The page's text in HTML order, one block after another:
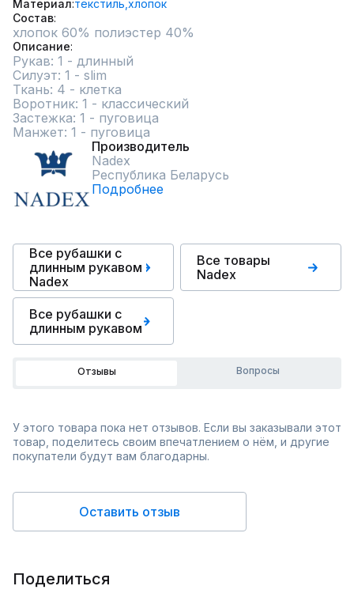
Материал текстиль, хлопок
Состав
хлопок 60% полиэстер 40%
Описание
Рукав: 1 - длинный
Силуэт: 1 - slim
Ткань: 4 - клетка
Воротник: 1 - классический
Застежка: 1 - пуговица
Манжет: 1 - пуговица
Производитель
Nadex
Республика Беларусь
Подробнее
Все рубашки с
длинным рукавом
Nadex
Все товары
Nadex
Все рубашки с
длинным рукавом
Отзывы Вопросы
У этого товара пока нет отзывов. Если вы заказывали этот
товар, поделитесь своим впечатлением о нём, и другие
покупатели будут вам благодарны.
Оставить отзыв
Поделиться